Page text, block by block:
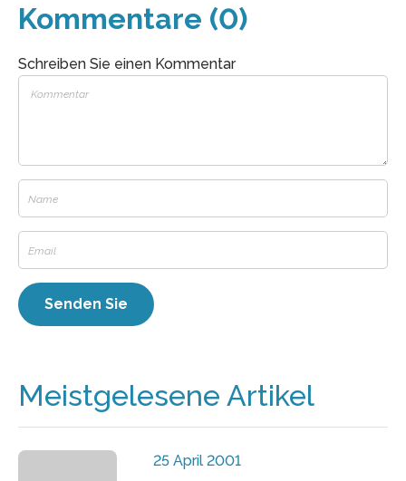
Kommentare (0)
Schreiben Sie einen Kommentar
Meistgelesene Artikel
25 April 2001